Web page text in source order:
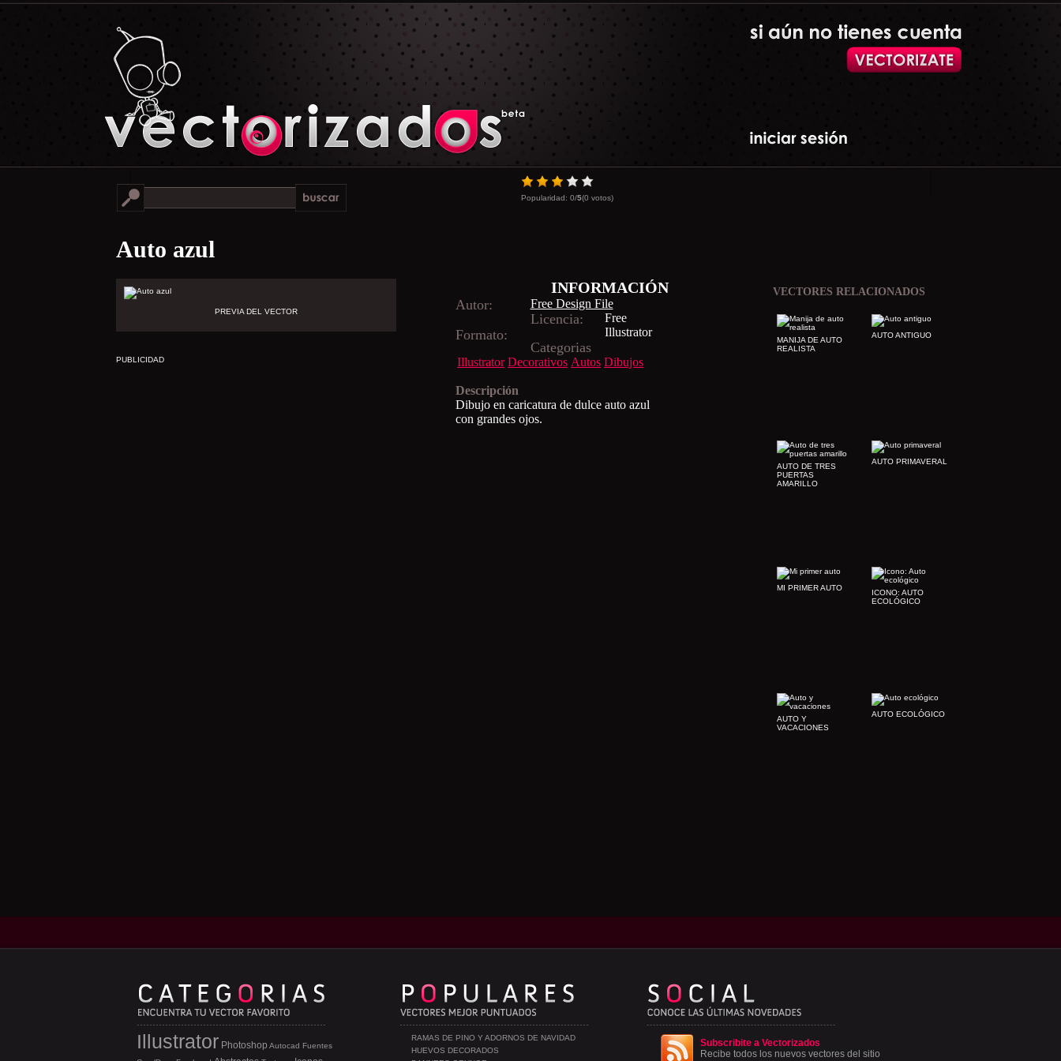
Popularidad: 0/5(0 votos)
Auto azul
PREVIA DEL VECTOR
INFORMACIÓN
Autor: Free Design File
Licencia: Free
Formato: Illustrator
Categorias
Illustrator Decorativos Autos Dibujos
Descripción
Dibujo en caricatura de dulce auto azul
con grandes ojos.
PUBLICIDAD
VECTORES RELACIONADOS
AUTO ANTIGUO
MANIJA DE AUTO
REALISTA
AUTO PRIMAVERAL
AUTO DE TRES
PUERTAS
AMARILLO
ICONO: AUTO
ECOLÓGICO
MI PRIMER AUTO
AUTO ECOLÓGICO
AUTO Y
VACACIONES
Subscribite a Vectorizados
Recibe todos los nuevos vectores del sitio
RAMAS DE PINO Y ADORNOS DE NAVIDAD
HUEVOS DECORADOS
Illustrator Photoshop Autocad Fuentes